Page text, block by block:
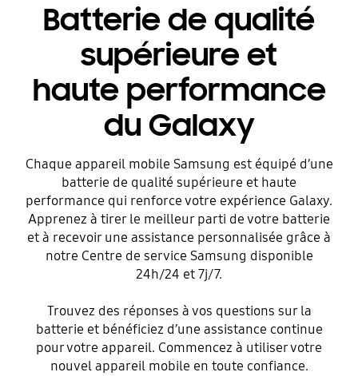
Batterie de qualité
supérieure et
haute performance
du Galaxy
Chaque appareil mobile Samsung est équipé d’une
batterie de qualité supérieure et haute
performance qui renforce votre expérience Galaxy.
Apprenez à tirer le meilleur parti de votre batterie
et à recevoir une assistance personnalisée grâce à
notre Centre de service Samsung disponible
24h/24 et 7j/7.
Trouvez des réponses à vos questions sur la
batterie et bénéficiez d’une assistance continue
pour votre appareil. Commencez à utiliser votre
nouvel appareil mobile en toute confiance.